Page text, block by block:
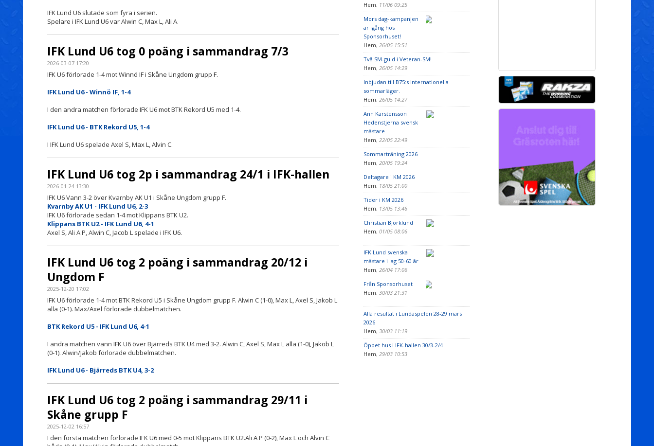
IFK Lund U6 slutade som fyra i serien.
Spelare i IFK Lund U6 var Alwin C, Max L, Ali A.
IFK Lund U6 tog 0 poäng i sammandrag 7/3
2026-03-07 17:20
IFK U6 förlorade 1-4 mot Winnö IF i Skåne Ungdom grupp F.
IFK Lund U6 - Winnö IF, 1-4
I den andra matchen förlorade IFK U6 mot BTK Rekord U5 med 1-4.
IFK Lund U6 - BTK Rekord U5, 1-4
I IFK Lund U6 spelade Axel S, Max L, Alvin C.
IFK Lund U6 tog 2p i sammandrag 24/1 i IFK-hallen
2026-01-24 13:30
IFK U6 Vann 3-2 över Kvarnby AK U1 i Skåne Ungdom grupp F.
Kvarnby AK U1 - IFK Lund U6, 2-3
IFK U6 förlorade sedan 1-4 mot Klippans BTK U2.
Klippans BTK U2 - IFK Lund U6, 4-1
Axel S, Ali A P, Alwin C, Jacob L spelade i IFK U6.
IFK Lund U6 tog 2 poäng i sammandrag 20/12 i
Ungdom F
2025-12-20 17:02
IFK U6 förlorade 1-4 mot BTK Rekord U5 i Skåne Ungdom grupp F. Alwin C (1-0), Max L, Axel S, Jakob L
alla (0-1). Max/Axel förlorade dubbelmatchen.
BTK Rekord U5 - IFK Lund U6, 4-1
I andra matchen vann IFK U6 över Bjärreds BTK U4 med 3-2. Alwin C, Axel S, Max L alla (1-0), Jakob L
(0-1). Alwin/Jakob förlorade dubbelmatchen.
IFK Lund U6 - Bjärreds BTK U4, 3-2
IFK Lund U6 tog 2 poäng i sammandrag 29/11 i
Skåne grupp F
2025-12-02 16:57
I den första matchen förlorade IFK U6 med 0-5 mot Klippans BTK U2.Ali A P (0-2), Max L och Alvin C
Hem, 11/06 09:25
Mors dag-kampanjen
är igång hos
Sponsorhuset!
Hem, 26/05 15:51
Två SM-guld i Veteran-SM!
Hem, 26/05 14:29
Inbjudan till B75:s internationella
sommarläger.
Hem, 26/05 14:27
Ann Karstensson
Hedenstjerna svensk
mästare
Hem, 22/05 22:49
Sommarträning 2026
Hem, 20/05 19:24
Deltagare i KM 2026
Hem, 18/05 21:00
Tider i KM 2026
Hem, 13/05 13:46
Christian Björklund
Hem, 01/05 08:06
IFK Lund svenska
mästare i lag 50-60 år
Hem, 26/04 17:06
Från Sponsorhuset
Hem, 30/03 21:31
Alla resultat i Lundaspelen 28-29 mars
2026
Hem, 30/03 11:19
Öppet hus i IFK-hallen 30/3-2/4
Hem, 29/03 10:53